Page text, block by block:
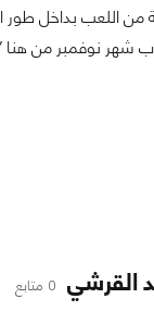
من اللعب بداخل طور
شهر نوفمبر من هنا
القرشي 0 متابع